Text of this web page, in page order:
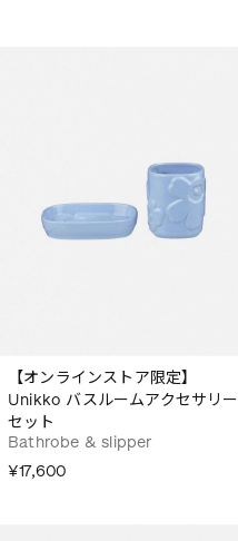
【オンラインストア限定】
Unikko バスルームアクセサリー
セット
Bathrobe & slipper
¥17,600